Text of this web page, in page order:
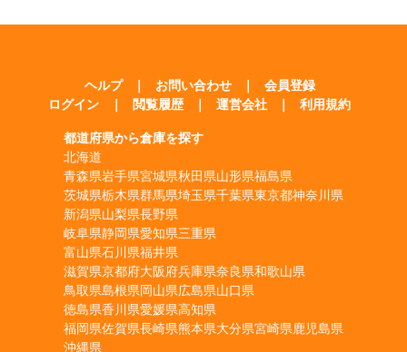
ヘルプ ｜ お問い合わせ ｜
会員登録
ログイン
｜ 閲覧履歴 ｜ 運営会社 ｜ 利用規約
都道府県から倉庫を探す
北海道
青森県岩手県宮城県秋田県山形県福島県
茨城県栃木県群馬県埼玉県千葉県東京都神奈川県
新潟県山梨県長野県
岐阜県静岡県愛知県三重県
富山県石川県福井県
滋賀県京都府大阪府兵庫県奈良県和歌山県
鳥取県島根県岡山県広島県山口県
徳島県香川県愛媛県高知県
福岡県佐賀県長崎県熊本県大分県宮崎県鹿児島県
沖縄県